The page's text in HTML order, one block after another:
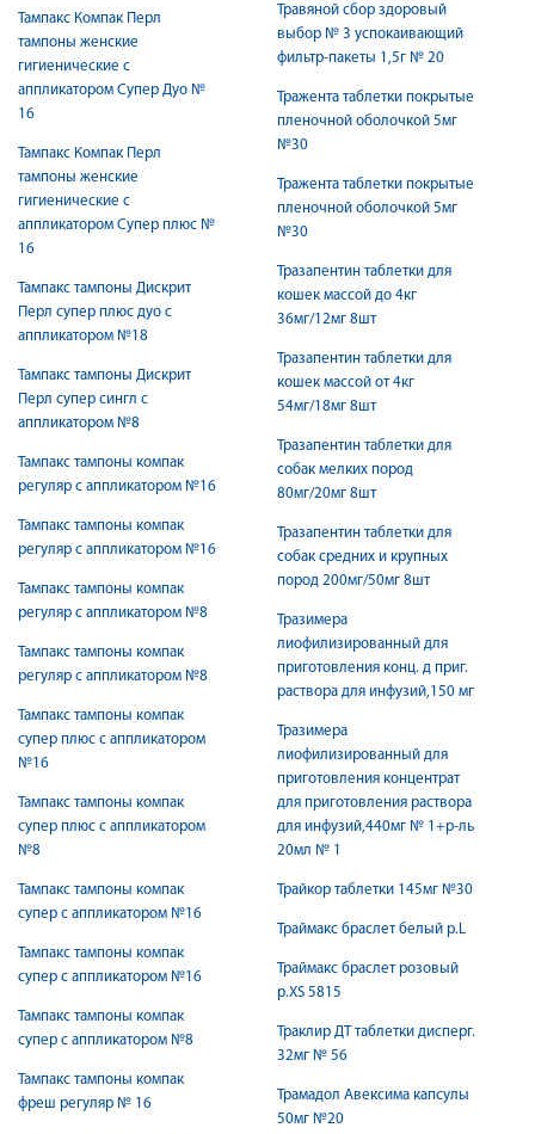
Тампакс Компак Перл
тампоны женские
гигиенические с
аппликатором Супер Дуо №
16
Тампакс Компак Перл
тампоны женские
гигиенические с
аппликатором Супер плюс №
16
Тампакс тампоны Дискрит
Перл супер плюс дуо с
аппликатором №18
Тампакс тампоны Дискрит
Перл супер сингл с
аппликатором №8
Тампакс тампоны компак
регуляр с аппликатором №16
Тампакс тампоны компак
регуляр с аппликатором №16
Тампакс тампоны компак
регуляр с аппликатором №8
Тампакс тампоны компак
регуляр с аппликатором №8
Тампакс тампоны компак
супер плюс с аппликатором
№16
Тампакс тампоны компак
супер плюс с аппликатором
№8
Тампакс тампоны компак
супер с аппликатором №16
Тампакс тампоны компак
супер с аппликатором №16
Тампакс тампоны компак
супер с аппликатором №8
Тампакс тампоны компак
фреш регуляр № 16
Травяной сбор здоровый
выбор № 3 успокаивающий
фильтр-пакеты 1,5г № 20
Тражента таблетки покрытые
пленочной оболочкой 5мг
№30
Тражента таблетки покрытые
пленочной оболочкой 5мг
№30
Тразапентин таблетки для
кошек массой до 4кг
36мг/12мг 8шт
Тразапентин таблетки для
кошек массой от 4кг
54мг/18мг 8шт
Тразапентин таблетки для
собак мелких пород
80мг/20мг 8шт
Тразапентин таблетки для
собак средних и крупных
пород 200мг/50мг 8шт
Тразимера
лиофилизированный для
приготовления конц. д приг.
раствора для инфузий,150 мг
Тразимера
лиофилизированный для
приготовления концентрат
для приготовления раствора
для инфузий,440мг № 1+р-ль
20мл № 1
Трайкор таблетки 145мг №30
Траймакс браслет белый р.L
Траймакс браслет розовый
р.XS 5815
Траклир ДТ таблетки дисперг.
32мг № 56
Трамадол Авексима капсулы
50мг №20